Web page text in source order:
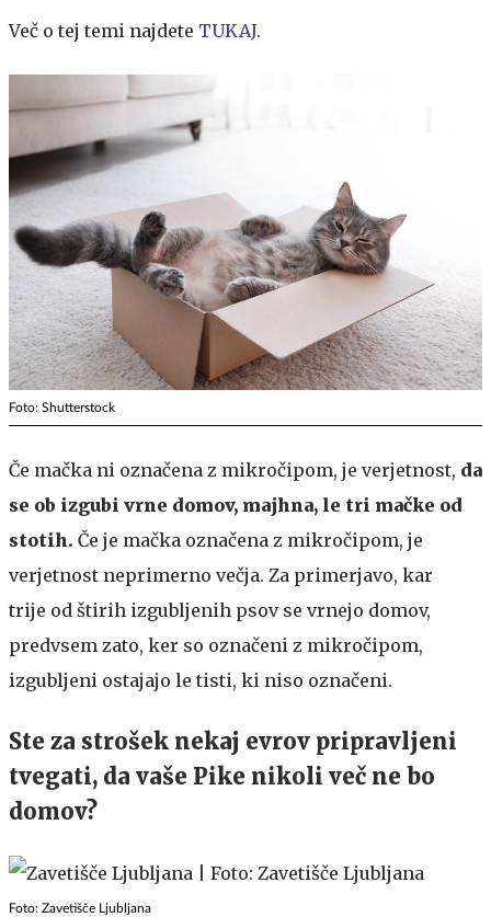
Več o tej temi najdete TUKAJ.
Foto: Shutterstock
Če mačka ni označena z mikročipom, je verjetnost, da
se ob izgubi vrne domov, majhna, le tri mačke od
stotih. Če je mačka označena z mikročipom, je
verjetnost neprimerno večja. Za primerjavo, kar
trije od štirih izgubljenih psov se vrnejo domov,
predvsem zato, ker so označeni z mikročipom,
izgubljeni ostajajo le tisti, ki niso označeni.
Ste za strošek nekaj evrov pripravljeni
tvegati, da vaše Pike nikoli več ne bo
domov?
Foto: Zavetišče Ljubljana